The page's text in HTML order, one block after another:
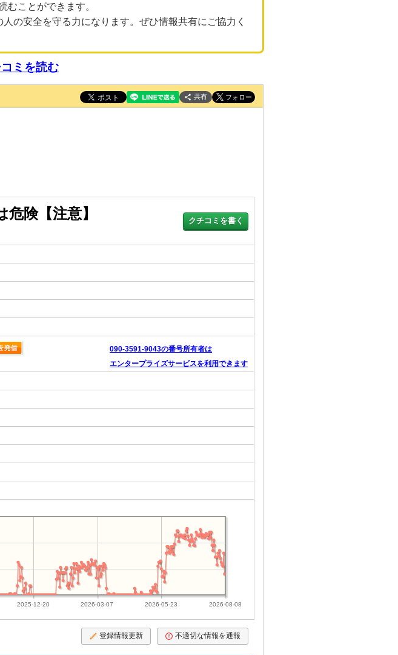
むことができます。
の安全を守る力になります。ぜひ情報共有にご協力く
ミを読む
共有
険【注意】
090-3591-9043の番号所有者は
エンタープライズサービスを利用できます
2025-12-20 2026-03-07 2026-05-23 2026-08-08
登録情報更新 不適切な情報を通報